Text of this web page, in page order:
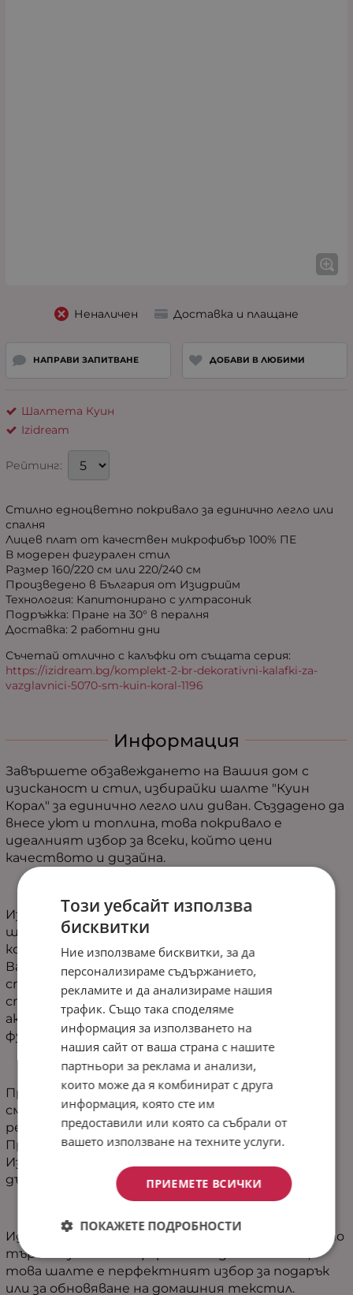
Неналичен Доставка и плащане
НАПРАВИ ЗАПИТВАНЕ ДОБАВИ В ЛЮБИМИ
Шалтета Куин
Izidream
Рейтинг:
Стилно едноцветно покривало за единично легло или
спалня
Лицев плат от качествен микрофибър 100% ПЕ
В модерен фигурален стил
Размер 160/220 см или 220/240 см
Произведено в България от Изидрийм
Технология: Капитонирано с ултрасоник
Подръжка: Пране на 30° в пералня
Доставка: 2 работни дни
Съчетай отлично с калъфки от същата серия:
https://izidream.bg/komplekt-2-br-dekorativni-kalafki-za-
vazglavnici-5070-sm-kuin-koral-1196
Информация
Завършете обзавеждането на Вашия дом с
изисканост и стил, избирайки шалте "Куин
Корал" за единично легло или диван. Създадено да
внесе уют и топлина, това покривало е
идеалният избор за всеки, който цени
качеството и дизайна.
Изработено от висококачествен микрофибър,
шалтето "Куин Корал" предлага неповторим
комфорт и мекота, които ще превърнат
Вашата спалня или всекидневна в оазис на
спокойствието. Със своя модерен фигурален
стил, то добавя елегантен и съвременен
акцент към интериора, без да пренебрегва
функционалността.
Предлага се в два размера - 160/220 см и 220/240
см, шалтето "Куин Корал" е универсално
решение за всяко единично легло или диван.
Произведено с гордост в България от
Изидрийм, то е гаранция за високо качество и
дълготрайност.
Идеален за индивидуалисти и семейства, които
търсят уют и комфорт в ежедневието си,
това шалте е перфектният избор за подарък
или за обновяване на домашния текстил.
Този уебсайт използва
бисквитки
Ние използваме бисквитки, за да
персонализираме съдържанието,
рекламите и да анализираме нашия
трафик. Също така споделяме
информация за използването на
нашия сайт от ваша страна с нашите
партньори за реклама и анализи,
които може да я комбинират с друга
информация, която сте им
предоставили или която са събрали от
вашето използване на техните услуги.
ПРИЕМЕТЕ ВСИЧКИ
ПОКАЖЕТЕ ПОДРОБНОСТИ